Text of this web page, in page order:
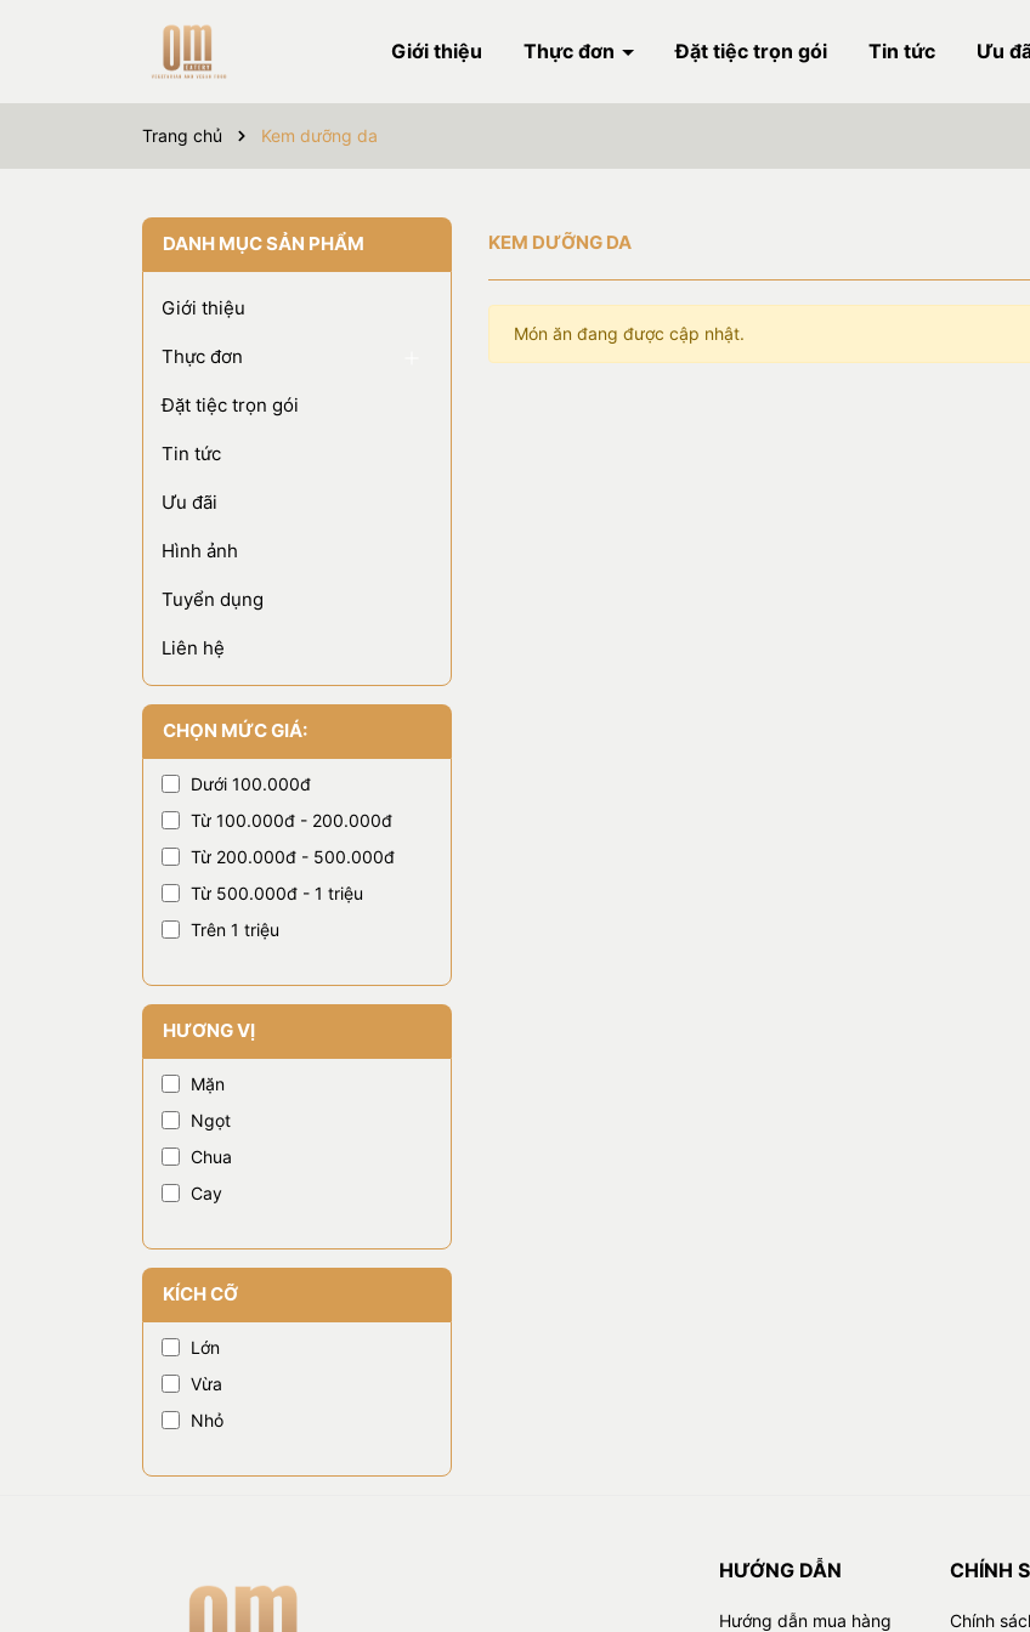
Giới thiệu Thực đơn Đặt tiệc trọn gói Tin tức Ưu
Trang chủ Kem dưỡng da
DANH MỤC SẢN PHẨM
Giới thiệu
Thực đơn
Đặt tiệc trọn gói
Tin tức
Ưu đãi
Hình ảnh
Tuyển dụng
Liên hệ
CHỌN MỨC GIÁ:
Dưới 100.000đ
Từ 100.000đ - 200.000đ
Từ 200.000đ - 500.000đ
Từ 500.000đ - 1 triệu
Trên 1 triệu
HƯƠNG VỊ
Mặn
Ngọt
Chua
Cay
KÍCH CỠ
Lớn
Vừa
Nhỏ
KEM DƯỠNG DA
Món ăn đang được cập nhật.
HƯỚNG DẪN
Hướng dẫn mua hàng
CHÍNH
Chính